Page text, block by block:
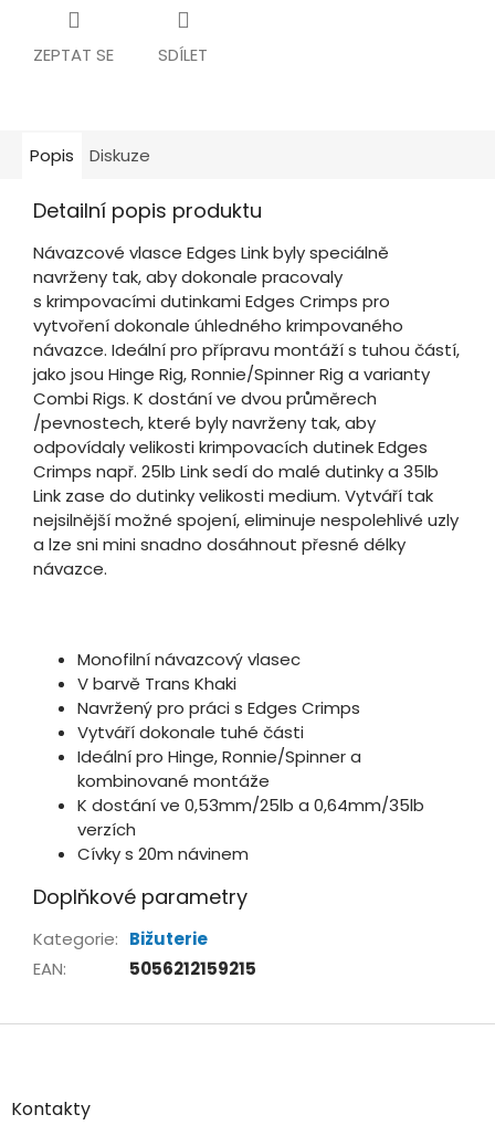
ZEPTAT SE SDÍLET
Popis Diskuze
Detailní popis produktu
Návazcové vlasce Edges Link byly speciálně
navrženy tak, aby dokonale pracovaly
s krimpovacími dutinkami Edges Crimps pro
vytvoření dokonale úhledného krimpovaného
návazce. Ideální pro přípravu montáží s tuhou částí,
jako jsou Hinge Rig, Ronnie/Spinner Rig a varianty
Combi Rigs. K dostání ve dvou průměrech
/pevnostech, které byly navrženy tak, aby
odpovídaly velikosti krimpovacích dutinek Edges
Crimps např. 25lb Link sedí do malé dutinky a 35lb
Link zase do dutinky velikosti medium. Vytváří tak
nejsilnější možné spojení, eliminuje nespolehlivé uzly
a lze sni mini snadno dosáhnout přesné délky
návazce.
Monofilní návazcový vlasec
V barvě Trans Khaki
Navržený pro práci s Edges Crimps
Vytváří dokonale tuhé části
Ideální pro Hinge, Ronnie/Spinner a
kombinované montáže
K dostání ve 0,53mm/25lb a 0,64mm/35lb
verzích
Cívky s 20m návinem
Doplňkové parametry
Kategorie: Bižuterie
EAN: 5056212159215
Z
aKontakty